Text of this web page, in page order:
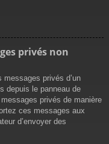
privés non
privés d’un
depuis le panneau de
privés de manière
ces messages aux
d’envoyer des